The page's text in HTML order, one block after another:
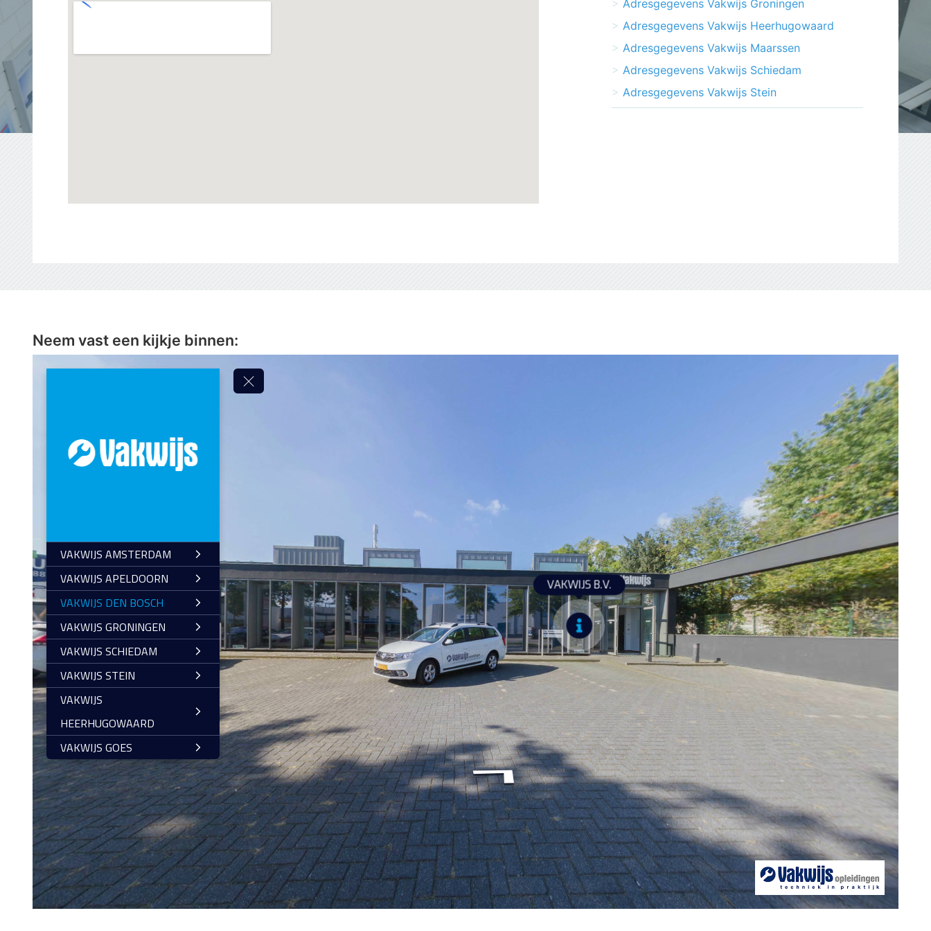
Adresgegevens Vakwijs Groningen
Adresgegevens Vakwijs Heerhugowaard
Adresgegevens Vakwijs Maarssen
Adresgegevens Vakwijs Schiedam
Adresgegevens Vakwijs Stein
Neem vast een kijkje binnen: